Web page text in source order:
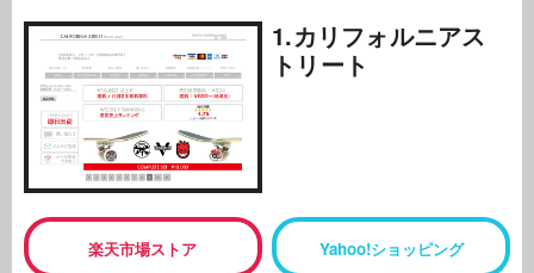
1.カリフォルニアス
トリート
楽天市場ストア Yahoo!ショッピング